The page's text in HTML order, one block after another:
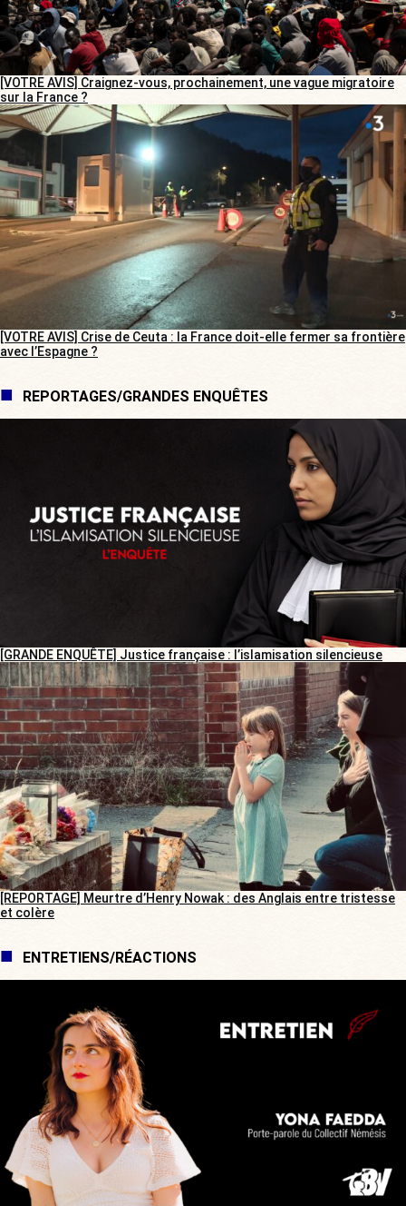
[VOTRE AVIS] Craignez-vous, prochainement, une vague migratoire
sur la France ?
[VOTRE AVIS] Crise de Ceuta : la France doit-elle fermer sa frontière
avec l’Espagne ?
REPORTAGES/GRANDES ENQUÊTES
[GRANDE ENQUÊTE] Justice française : l’islamisation silencieuse
[REPORTAGE] Meurtre d’Henry Nowak : des Anglais entre tristesse
et colère
ENTRETIENS/RÉACTIONS